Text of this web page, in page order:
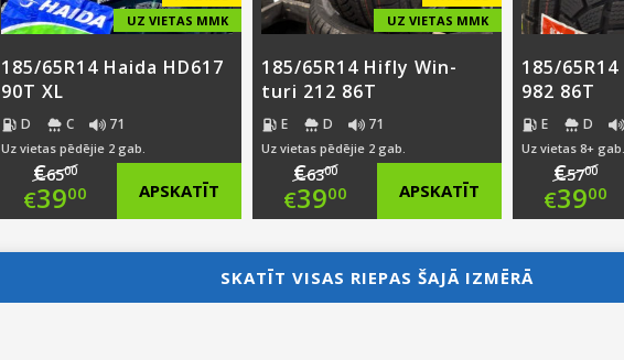
UZ VIETAS MMK
185/65R14 Haida HD617
90T XL
D C 71
Uz vietas pēdējie 2 gab.
€6500
Original
€3900 APSKATĪT
UZ VIETAS MMK
185/65R14 Hifly Win-
turi 212 86T
E D 71
Uz vietas pēdējie 2 gab.
€6300
Original
was:
€3900
price
APSKATĪT
185/
982 86T
E D
Uz vietas 8+ gab.
€5700
€3900
SKATĪT VISAS RIEPAS ŠAJĀ IZMĒRĀ